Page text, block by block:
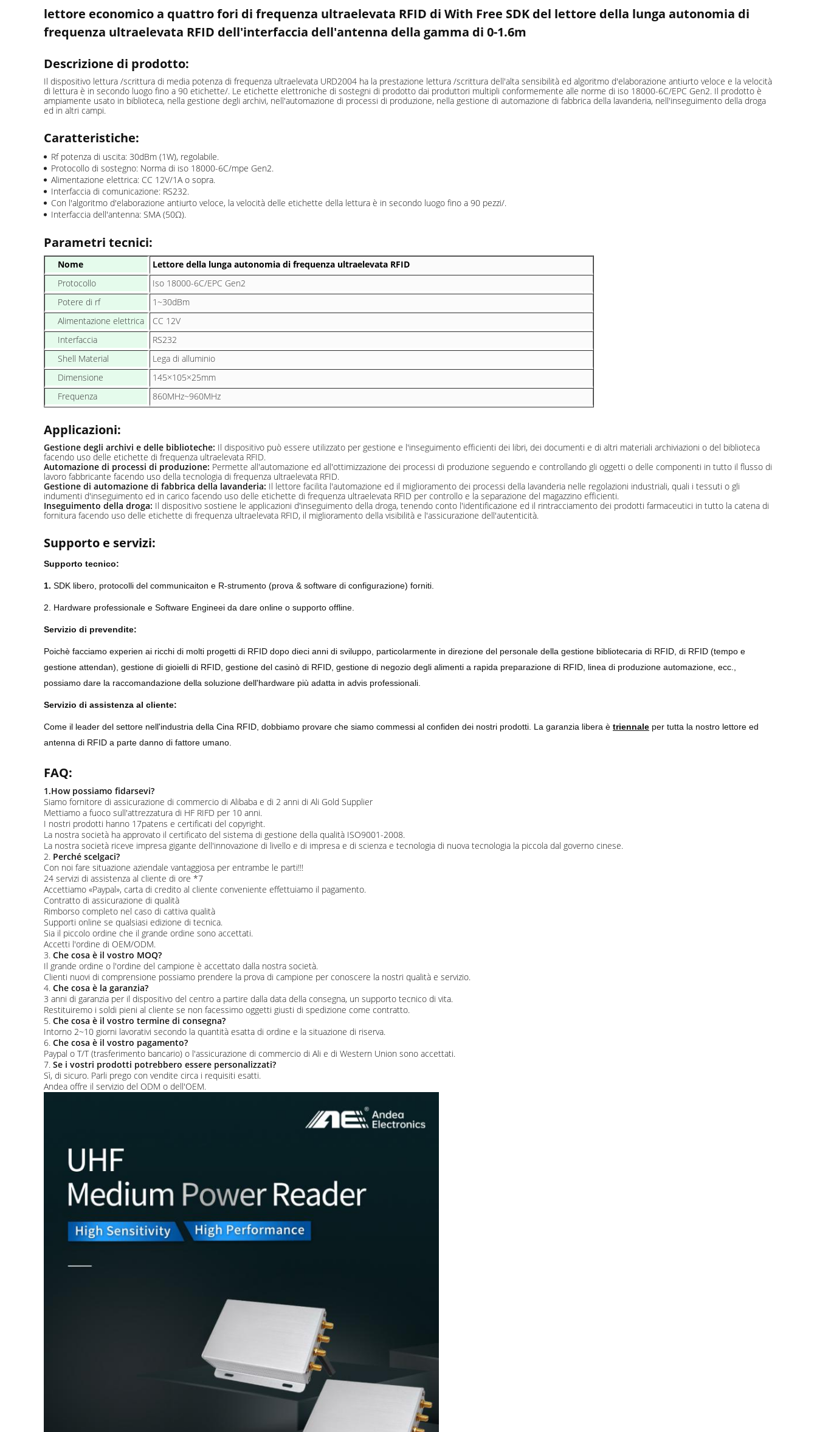
lettore economico a quattro fori di frequenza ultraelevata RFID di With Free SDK del lettore della lunga autonomia di
frequenza ultraelevata RFID dell'interfaccia dell'antenna della gamma di 0-1.6m
Descrizione di prodotto:
Il dispositivo lettura /scrittura di media potenza di frequenza ultraelevata URD2004 ha la prestazione lettura /scrittura dell'alta sensibilità ed algoritmo d'elaborazione antiurto veloce e la velocità
di lettura è in secondo luogo fino a 90 etichette/. Le etichette elettroniche di sostegni di prodotto dai produttori multipli conformemente alle norme di iso 18000-6C/EPC Gen2. Il prodotto è
ampiamente usato in biblioteca, nella gestione degli archivi, nell'automazione di processi di produzione, nella gestione di automazione di fabbrica della lavanderia, nell'inseguimento della droga
ed in altri campi.
Caratteristiche:
Rf potenza di uscita: 30dBm (1W), regolabile.
Protocollo di sostegno: Norma di iso 18000-6C/mpe Gen2.
Alimentazione elettrica: CC 12V/1A o sopra.
Interfaccia di comunicazione: RS232.
Con l'algoritmo d'elaborazione antiurto veloce, la velocità delle etichette della lettura è in secondo luogo fino a 90 pezzi/.
Interfaccia dell'antenna: SMA (50Ω).
Parametri tecnici:
Nome
Lettore della lunga autonomia di frequenza ultraelevata RFID
Protocollo
Iso 18000-6C/EPC Gen2
Potere di rf
1~30dBm
Alimentazione elettrica
CC 12V
Interfaccia
RS232
Shell Material
Lega di alluminio
Dimensione
145×105×25mm
Frequenza
860MHz~960MHz
Applicazioni:
Gestione degli archivi e delle biblioteche: Il dispositivo può essere utilizzato per gestione e l'inseguimento efficienti dei libri, dei documenti e di altri materiali archiviazioni o del biblioteca
facendo uso delle etichette di frequenza ultraelevata RFID.
Automazione di processi di produzione: Permette all'automazione ed all'ottimizzazione dei processi di produzione seguendo e controllando gli oggetti o delle componenti in tutto il flusso di
lavoro fabbricante facendo uso della tecnologia di frequenza ultraelevata RFID.
Gestione di automazione di fabbrica della lavanderia: Il lettore facilita l'automazione ed il miglioramento dei processi della lavanderia nelle regolazioni industriali, quali i tessuti o gli
indumenti d'inseguimento ed in carico facendo uso delle etichette di frequenza ultraelevata RFID per controllo e la separazione del magazzino efficienti.
Inseguimento della droga: Il dispositivo sostiene le applicazioni d'inseguimento della droga, tenendo conto l'identificazione ed il rintracciamento dei prodotti farmaceutici in tutto la catena di
fornitura facendo uso delle etichette di frequenza ultraelevata RFID, il miglioramento della visibilità e l'assicurazione dell'autenticità.
Supporto e servizi:
Supporto tecnico:
1. SDK libero, protocolli del communicaiton e R-strumento (prova & software di configurazione) forniti.
2. Hardware professionale e Software Engineei da dare online o supporto offline.
Servizio di prevendite:
Poichè facciamo experien ai ricchi di molti progetti di RFID dopo dieci anni di sviluppo, particolarmente in direzione del personale della gestione bibliotecaria di RFID, di RFID (tempo e
gestione attendan), gestione di gioielli di RFID, gestione del casinò di RFID, gestione di negozio degli alimenti a rapida preparazione di RFID, linea di produzione automazione, ecc.,
possiamo dare la raccomandazione della soluzione dell'hardware più adatta in advis professionali.
Servizio di assistenza al cliente:
Come il leader del settore nell'industria della Cina RFID, dobbiamo provare che siamo commessi al confiden dei nostri prodotti. La garanzia libera è triennale per tutta la nostro lettore ed
antenna di RFID a parte danno di fattore umano.
FAQ:
1.How possiamo fidarsevi?
Siamo fornitore di assicurazione di commercio di Alibaba e di 2 anni di Ali Gold Supplier
Mettiamo a fuoco sull'attrezzatura di HF RIFD per 10 anni.
I nostri prodotti hanno 17patens e certificati del copyright.
La nostra società ha approvato il certificato del sistema di gestione della qualità ISO9001-2008.
La nostra società riceve impresa gigante dell'innovazione di livello e di impresa e di scienza e tecnologia di nuova tecnologia la piccola dal governo cinese.
2. Perché scelgaci?
Con noi fare situazione aziendale vantaggiosa per entrambe le parti!!!
24 servizi di assistenza al cliente di ore *7
Accettiamo «Paypal», carta di credito al cliente conveniente effettuiamo il pagamento.
Contratto di assicurazione di qualità
Rimborso completo nel caso di cattiva qualità
Supporti online se qualsiasi edizione di tecnica.
Sia il piccolo ordine che il grande ordine sono accettati.
Accetti l'ordine di OEM/ODM.
3. Che cosa è il vostro MOQ?
Il grande ordine o l'ordine del campione è accettato dalla nostra società.
Clienti nuovi di comprensione possiamo prendere la prova di campione per conoscere la nostri qualità e servizio.
4. Che cosa è la garanzia?
3 anni di garanzia per il dispositivo del centro a partire dalla data della consegna, un supporto tecnico di vita.
Restituiremo i soldi pieni al cliente se non facessimo oggetti giusti di spedizione come contratto.
5. Che cosa è il vostro termine di consegna?
Intorno 2~10 giorni lavorativi secondo la quantità esatta di ordine e la situazione di riserva.
6. Che cosa è il vostro pagamento?
Paypal o T/T (trasferimento bancario) o l'assicurazione di commercio di Ali e di Western Union sono accettati.
7. Se i vostri prodotti potrebbero essere personalizzati?
Sì, di sicuro. Parli prego con vendite circa i requisiti esatti.
Andea offre il servizio del ODM o dell'OEM.